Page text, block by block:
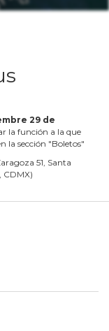
29 de
la función a la que
la sección "Boletos"
51, Santa
CDMX)